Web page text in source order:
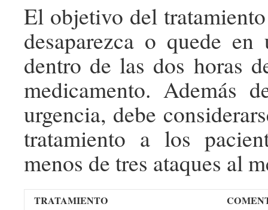
El objetivo del
desaparezca o quede
dentro de las dos horas
medicamento. Además
urgencia, debe
tratamiento a los
menos de tres ataques al
TRATAMIENTO